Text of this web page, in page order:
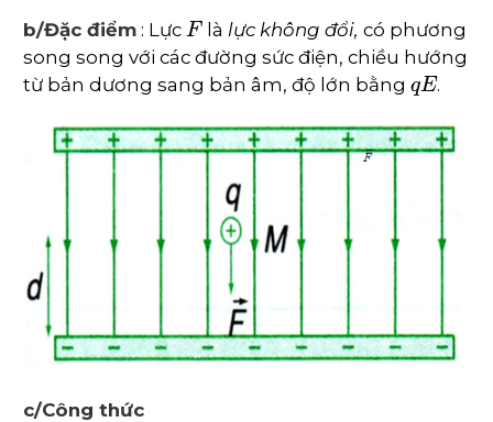
b/Đặc điểm : Lực Flà lực không đổi, có phương
song song với các đường sức điện, chiều hướng
từ bản dương sang bản âm, độ lớn bằng qE.
c/Công thức